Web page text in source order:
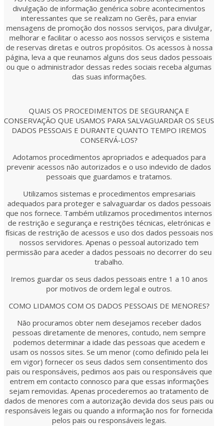
divulgação de informação genérica sobre acontecimentos
interessantes que se realizam no Gerês, para enviar
mensagens de promoção dos nossos serviços, para divulgar,
melhorar e facilitar o acesso aos nossos serviços e sistema
de reservas diretas e outros propósitos. Os acessos à nossa
página, leva a que reunamos alguns dos seus dados pessoais
ou que o administrador dessas redes sociais receba algumas
das suas informações.
QUAIS OS PROCEDIMENTOS DE SEGURANÇA E
CONSERVAÇÃO QUE USAMOS PARA SALVAGUARDAR OS SEUS
DADOS PESSOAIS E DURANTE QUANTO TEMPO IREMOS
CONSERVÁ-LOS?
Adotamos procedimentos apropriados e adequados para
prevenir acessos não autorizados e o uso indevido de dados
pessoais que guardamos e tratamos.
Utilizamos sistemas e procedimentos empresariais
adequados para proteger e salvaguardar os dados pessoais
que nos fornece. Também utilizamos procedimentos internos
de restrição e segurança e restrições técnicas, eletrónicas e
físicas de restrição de acessos e uso dos dados pessoais nos
nossos servidores. Apenas o pessoal autorizado tem
permissão para aceder a dados pessoais no decorrer do seu
trabalho.
Iremos guardar os seus dados pessoais entre 1 a 10 anos
por motivos de ordem legal e outros.
COMO LIDAMOS COM OS DADOS PESSOAIS DE MENORES?
Não procuramos obter nem desejamos receber dados
pessoas diretamente de menores, contudo, nem sempre
podemos determinar a idade das pessoas que acedem e
usam os nossos sites. Se um menor (como definido pela lei
em vigor) fornecer os seus dados sem consentimento dos
pais ou responsáveis, pedimos aos pais ou responsáveis que
entrem em contacto connosco para que essas informações
sejam removidas. Apenas procederemos ao tratamento de
dados de menores com a autorização devida dos seus pais ou
responsáveis legais ou quando a informação nos for fornecida
pelos pais ou responsáveis legais.